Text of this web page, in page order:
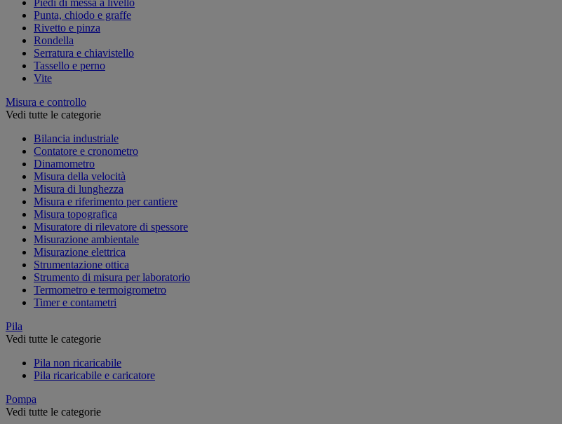
Punta, chiodo e graffe
Rivetto e pinza
Rondella
Serratura e chiavistello
Tassello e perno
Vite
Misura e controllo
Vedi tutte le categorie
Bilancia industriale
Contatore e cronometro
Dinamometro
Misura della velocità
Misura di lunghezza
Misura e riferimento per cantiere
Misura topografica
Misuratore di rilevatore di spessore
Misurazione ambientale
Misurazione elettrica
Strumentazione ottica
Strumento di misura per laboratorio
Termometro e termoigrometro
Timer e contametri
Pila
Vedi tutte le categorie
Pila non ricaricabile
Pila ricaricabile e caricatore
Pompa
Vedi tutte le categorie